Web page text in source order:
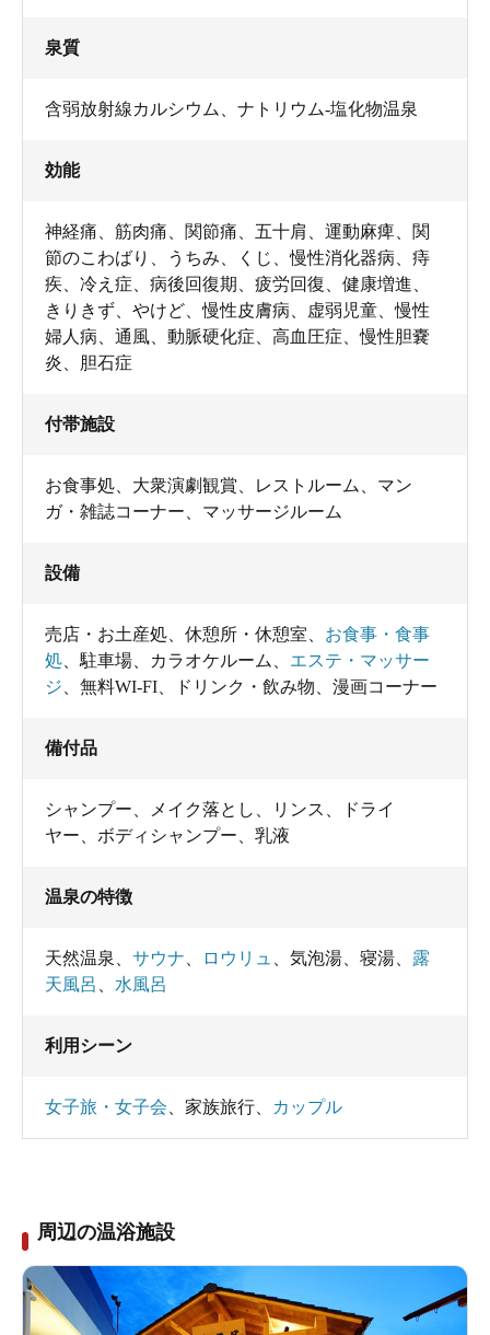
バイブラバスとジェットバスが体のこりをほぐします。
広い露天風呂はテレビもあって、いつまでも入っていら
れます。自由に使える泥パックもありました。肌が驚く
ほどツルツルになります！男性用の露天風呂にも泥パッ
し！
空が露天風呂に映って気持ちいい～
高温サウナはサウナ好きに大人気のパワフルなikiサウ
ナ。自動ロウリュウ装置付きで、毎時00分に熱風が出て
てください。
サウナの本場フィンランド製のikiサウナ
泉質
含弱放射線カルシウム、ナトリウム-塩化物温泉
効能
神経痛、筋肉痛、関節痛、五十肩、運動麻痺、関
節のこわばり、うちみ、くじ、慢性消化器病、痔
疾、冷え症、病後回復期、疲労回復、健康増進、
きりきず、やけど、慢性皮膚病、虚弱児童、慢性
婦人病、通風、動脈硬化症、高血圧症、慢性胆嚢
炎、胆石症
付帯施設
お食事処、大衆演劇観賞、レストルーム、マン
ガ・雑誌コーナー、マッサージルーム
設備
売店・お土産処 休憩所・休憩室
お食事・食事
処
駐車場 カラオケルーム
エステ・マッサー
ジ
無料WI-FI ドリンク・飲み物 漫画コーナー
備付品
シャンプー メイク落とし リンス
ドライ
ヤー
ボディシャンプー 乳液
温泉の特徴
天然温泉 サウナ ロウリュ 気泡湯 寝湯
露
天風呂
水風呂
利用シーン
女子旅・女子会 家族旅行 カップル
周辺の温浴施設